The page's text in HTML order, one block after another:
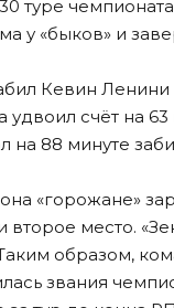
туре
у «быков» и
Кевин Ленини
счёт на 63
на 88 минуте
«горожане»
второе место.
образом,
звания